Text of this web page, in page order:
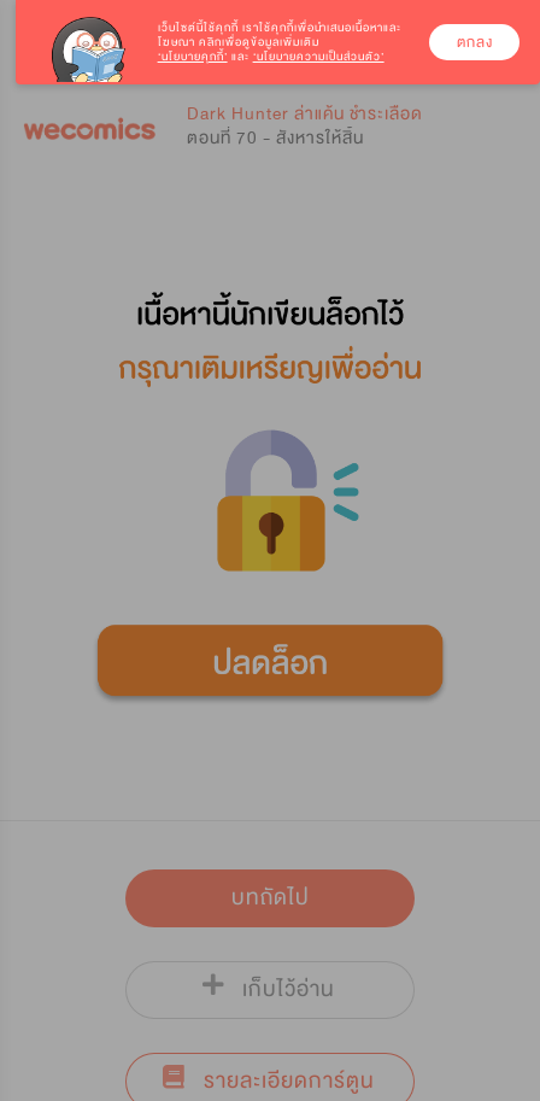
Dark Hunter ล่าแค้น ชำระเลือด
ตอนที่ 70 - สังหารให้สิ้น
บทถัดไป
เก็บไว้อ่าน
รายละเอียดการ์ตูน
เว็บไซต์นี้ใช้คุกกี้ เราใช้คุกกี้เพื่อนำเสนอเนื้อหาและ
โฆษณา คลิกเพื่อดูข้อมูลเพิ่มเติม
‘นโยบายคุกกี้’ และ ‘นโยบายความเป็นส่วนตัว’
ตกลง